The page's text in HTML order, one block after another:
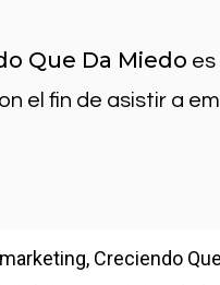
Que Da Miedo es
el fin de asistir a
Creciendo